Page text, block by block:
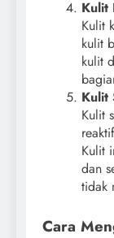
Kulit
Kulit
kulit
kulit
Kulit
Kulit
Kulit
dan
tidak
Cara